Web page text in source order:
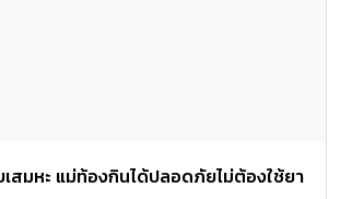
เสมหะ แม่ท้องกินได้ปลอดภัยไม่ต้องใช้ยา